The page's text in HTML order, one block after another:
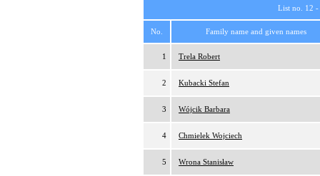
List no. 12 -
No. Family name and given names
1 Trela Robert
2 Kubacki Stefan
3 Wójcik Barbara
4 Chmielek Wojciech
5 Wrona Stanisław